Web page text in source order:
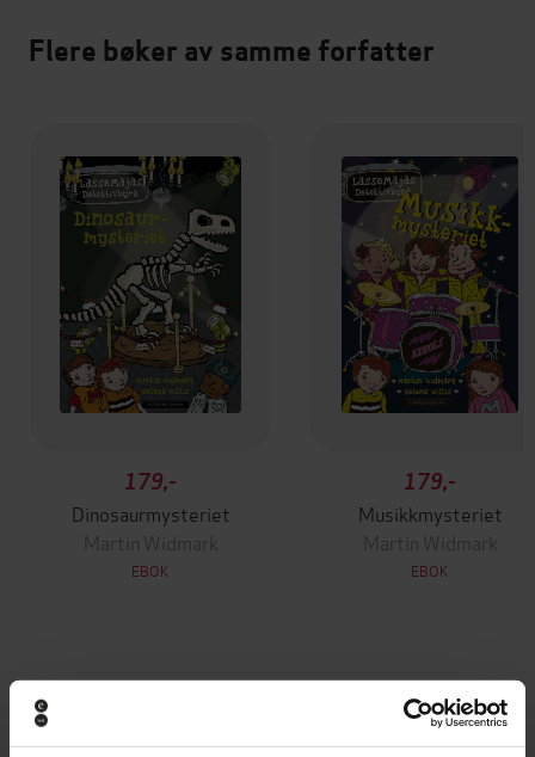
Flere bøker av samme forfatter
179,-
Dinosaurmysteriet
Martin Widmark
EBOK
179,-
Musikkmysteriet
Martin Widmark
EBOK
Andre har også kjøpt